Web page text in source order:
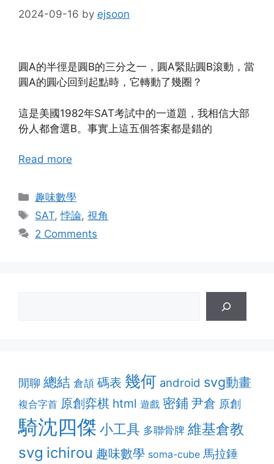
2024-09-16 by ejsoon
圓A的半徑是圓B的三分之一，圓A緊貼圓B滾動，當
圓A的圓心回到起點時，它轉動了幾圈？
這是美國1982年SAT考試中的一道題，我相信大部
份人都會選B。事實上這五個答案都是錯的
Read more
Categories
趣味數學
Tags
SAT,悖論,視角
2 Comments
閒聊 總結 倉頡 碼表 幾何 android svg動畫
複合字首 原創弈棋 html 遊戲 密鋪 尹倉 原創
騎沈四傑 小工具 多聯骨牌 維基倉教
svg ichirou 趣味數學 soma-cube 馬拉錘